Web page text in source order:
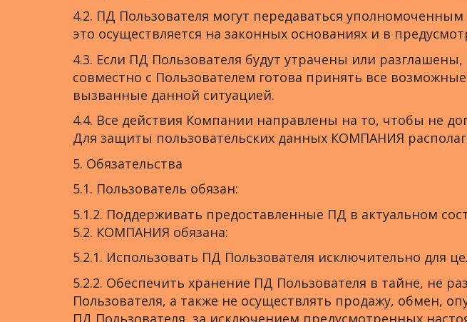
4.2. ПД Пользователя могут передаваться
это осуществляется на законных основаниях и в
4.3. Если ПД Пользователя будут утрачены или
совместно с Пользователем готова принять все
вызванные данной ситуацией.
4.4. Все действия Компании направлены на то, чтобы не
Для защиты пользовательских данных КОМПАНИЯ
5. Обязательства
5.1. Пользователь обязан:
5.1.2. Поддерживать предоставленные ПД в актуальном
5.2. КОМПАНИЯ обязана:
5.2.1. Использовать ПД Пользователя исключительно для
5.2.2. Обеспечить хранение ПД Пользователя в тайне, не
Пользователя, а также не осуществлять продажу, обмен,
ПД Пользователя, за исключением предусмотренных